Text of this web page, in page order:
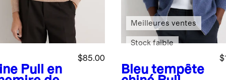
Pull en
$85.00
Bleu tempête
Meilleures ventes
Stock faible